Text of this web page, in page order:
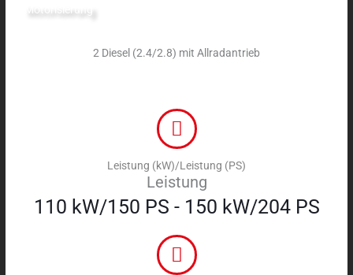
Motorisierung
2 Diesel (2.4/2.8) mit Allradantrieb
Leistung (kW)/Leistung (PS)
Leistung
110 kW/150 PS - 150 kW/204 PS